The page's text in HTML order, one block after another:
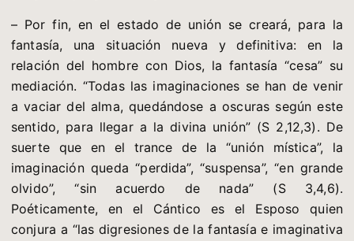
– Por fin, en el estado de unión se creará, para la
fantasía, una situación nueva y definitiva: en la
relación del hombre con Dios, la fantasía “cesa” su
mediación. “Todas las imaginaciones se han de venir
a vaciar del alma, quedándose a oscuras según este
sentido, para llegar a la divina unión” (S 2,12,3). De
suerte que en el trance de la “unión mística”, la
imaginación queda “perdida”, “suspensa”, “en grande
olvido”, “sin acuerdo de nada” (S 3,4,6).
Poéticamente, en el Cántico es el Esposo quien
conjura a “las digresiones de la fantasía e imaginativa